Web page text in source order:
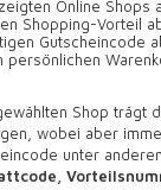
Online Shops
Shopping-Vorteil
Gutscheincode
persönlichen
Shop trägt
wobei aber
unter